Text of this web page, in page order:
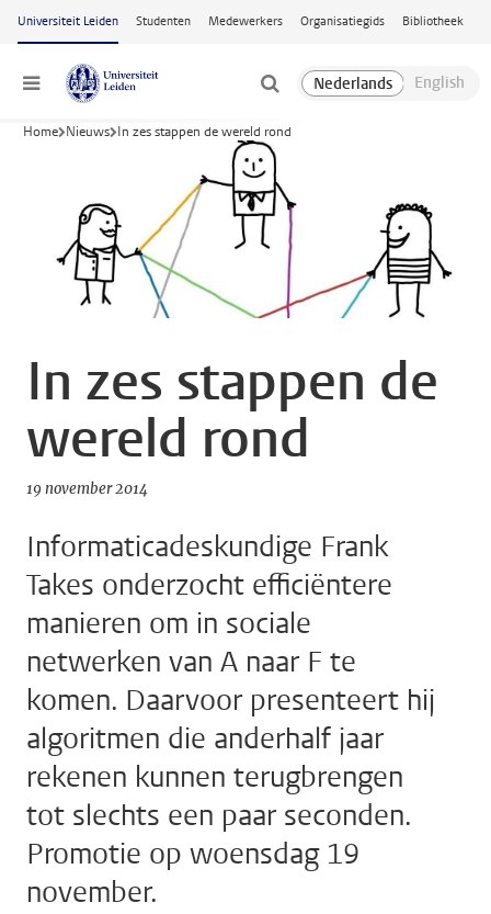
Ga naar hoofdinhoud
Universiteit Leiden Studenten Medewerkers Organisatiegids Bibliotheek
Menu
Home Nieuws In zes stappen de wereld rond
In zes stappen de
wereld rond
19 november 2014
Informaticadeskundige Frank
Takes onderzocht efficiëntere
manieren om in sociale
netwerken van A naar F te
komen. Daarvoor presenteert hij
algoritmen die anderhalf jaar
rekenen kunnen terugbrengen
tot slechts een paar seconden.
Promotie op woensdag 19
november.